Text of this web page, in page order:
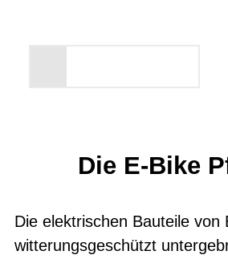
Die E-Bike
Die elektrischen Bauteile von
witterungsgeschützt